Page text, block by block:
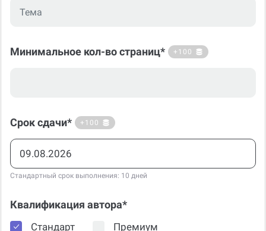
Минимальное кол-во страниц* +100
Срок сдачи* +100
Стандартный срок выполнения: 10 дней
Квалификация автора*
Стандарт Премиум